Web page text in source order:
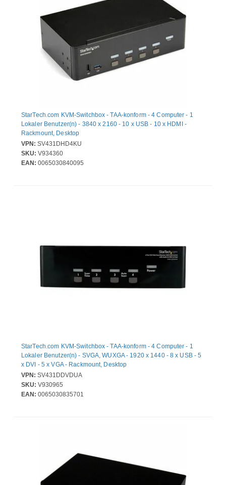
StarTech.com KVM-Switchbox - TAA-konform - 4 Computer - 1
Lokaler Benutzer(n) - 3840 x 2160 - 10 x USB - 10 x HDMI -
Rackmount, Desktop
VPN: SV431DHD4KU
SKU: V934360
EAN: 0065030840095
StarTech.com KVM-Switchbox - TAA-konform - 4 Computer - 1
Lokaler Benutzer(n) - SVGA, WUXGA - 1920 x 1440 - 8 x USB - 5
x DVI - 5 x VGA - Rackmount, Desktop
VPN: SV431DDVDUA
SKU: V930965
EAN: 0065030835701